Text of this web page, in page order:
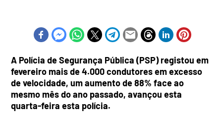
A Polícia de Segurança Pública (PSP) registou em
fevereiro mais de 4.000 condutores em excesso
de velocidade, um aumento de 88% face ao
mesmo mês do ano passado, avançou esta
quarta-feira esta polícia.